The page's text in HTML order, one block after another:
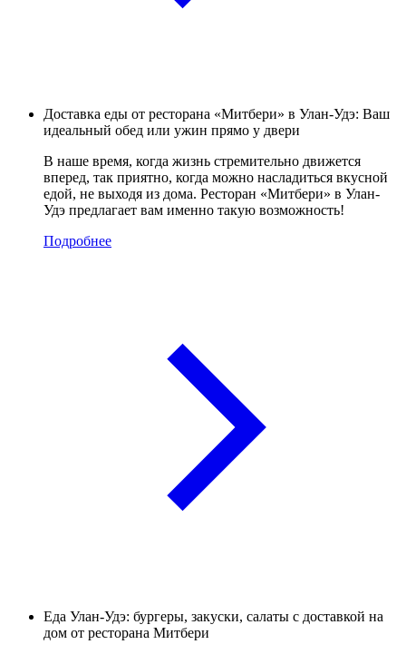
Доставка еды от ресторана «Митбери» в Улан-Удэ: Ваш
идеальный обед или ужин прямо у двери
В наше время, когда жизнь стремительно движется
вперед, так приятно, когда можно насладиться вкусной
едой, не выходя из дома. Ресторан «Митбери» в Улан-
Удэ предлагает вам именно такую возможность!
Подробнее
Еда Улан-Удэ: бургеры, закуски, салаты с доставкой на
дом от ресторана Митбери